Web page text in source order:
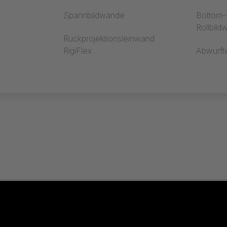
Spannbildwände
Rückprojektionsleinwand
RigiFlex